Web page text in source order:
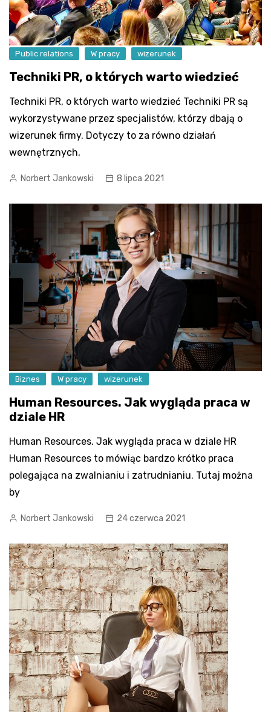
Public relations W pracy wizerunek
Techniki PR, o których warto wiedzieć
Techniki PR, o których warto wiedzieć Techniki PR są
wykorzystywane przez specjalistów, którzy dbają o
wizerunek firmy. Dotyczy to za równo działań
wewnętrznych,
Norbert Jankowski 8 lipca 2021
Biznes W pracy wizerunek
Human Resources. Jak wygląda praca w
dziale HR
Human Resources. Jak wygląda praca w dziale HR
Human Resources to mówiąc bardzo krótko praca
polegająca na zwalnianiu i zatrudnianiu. Tutaj można
by
Norbert Jankowski 24 czerwca 2021